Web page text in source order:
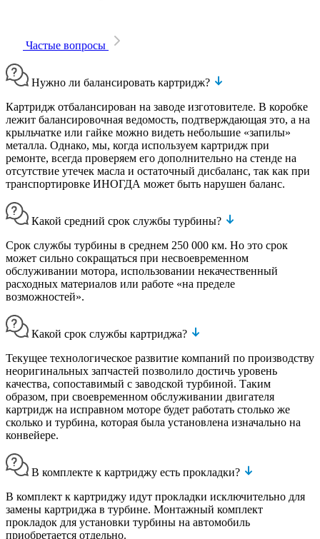
Частые вопросы
Нужно ли балансировать картридж?
Картридж отбалансирован на заводе изготовителе. В коробке
лежит балансировочная ведомость, подтверждающая это, а на
крыльчатке или гайке можно видеть небольшие «запилы»
металла. Однако, мы, когда используем картридж при
ремонте, всегда проверяем его дополнительно на стенде на
отсутствие утечек масла и остаточный дисбаланс, так как при
транспортировке ИНОГДА может быть нарушен баланс.
Какой средний срок службы турбины?
Срок службы турбины в среднем 250 000 км. Но это срок
может сильно сокращаться при несвоевременном
обслуживании мотора, использовании некачественный
расходных материалов или работе «на пределе
возможностей».
Какой срок службы картриджа?
Текущее технологическое развитие компаний по производству
неоригинальных запчастей позволило достичь уровень
качества, сопоставимый с заводской турбиной. Таким
образом, при своевременном обслуживании двигателя
картридж на исправном моторе будет работать столько же
сколько и турбина, которая была установлена изначально на
конвейере.
В комплекте к картриджу есть прокладки?
В комплект к картриджу идут прокладки исключительно для
замены картриджа в турбине. Монтажный комплект
прокладок для установки турбины на автомобиль
приобретается отдельно.